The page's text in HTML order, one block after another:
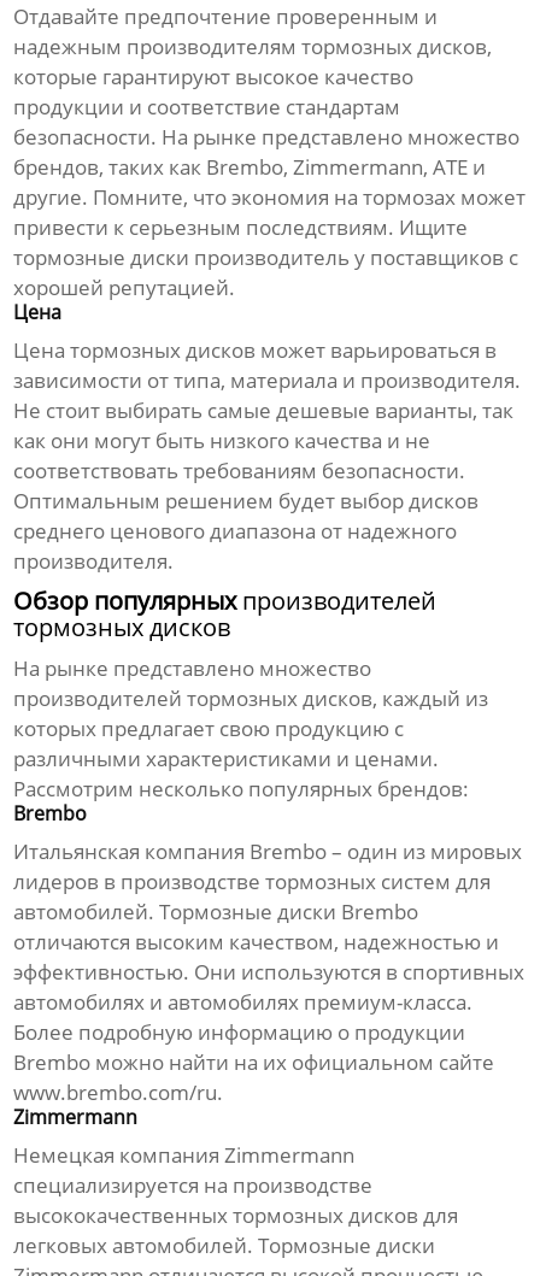
Отдавайте предпочтение проверенным и
надежным производителям тормозных дисков,
которые гарантируют высокое качество
продукции и соответствие стандартам
безопасности. На рынке представлено множество
брендов, таких как Brembo, Zimmermann, ATE и
другие. Помните, что экономия на тормозах может
привести к серьезным последствиям. Ищите
тормозные диски производитель у поставщиков с
хорошей репутацией.
Цена
Ценатормозных дисков может варьироваться в
зависимости от типа, материала и производителя.
Не стоит выбирать самые дешевые варианты, так
как они могут быть низкого качества и не
соответствовать требованиям безопасности.
Оптимальным решением будет выбор дисков
среднего ценового диапазона от надежного
производителя.
Обзор популярныхпроизводителей
тормозных дисков
На рынке представлено множество
производителей тормозных дисков, каждый из
которых предлагает свою продукцию с
различными характеристиками и ценами.
Рассмотрим несколько популярных брендов:
Brembo
Итальянская компания Brembo – один из мировых
лидеров в производстве тормозных систем для
автомобилей.Тормозные диски Brembo
отличаются высоким качеством, надежностью и
эффективностью. Они используются в спортивных
автомобилях и автомобилях премиум-класса.
Более подробную информацию о продукции
Brembo можно найти на их официальном сайте
www.brembo.com/ru.
Zimmermann
Немецкая компания Zimmermann
специализируется на производстве
высококачественныхтормозных дисков для
легковых автомобилей.Тормозные диски